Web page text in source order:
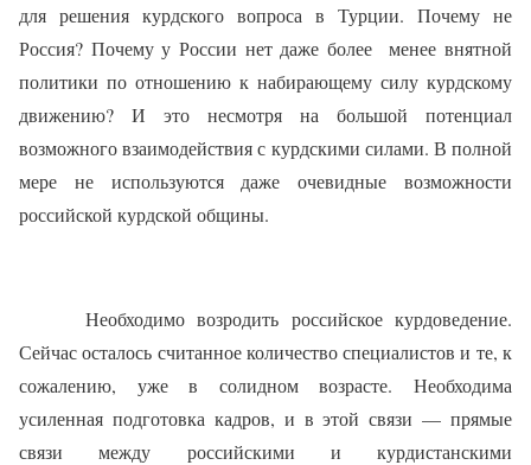
для решения курдского вопроса в Турции. Почему не
Россия? Почему у России нет даже более
менее внятной
политики по отношению к набирающему силу курдскому
движению? И это несмотря на большой потенциал
возможного взаимодействия с курдскими силами. В полной
мере не используются даже очевидные возможности
российской курдской общины.
Необходимо возродить российское курдоведение.
Сейчас осталось считанное количество специалистов и те, к
сожалению, уже в солидном возрасте. Необходима
усиленная подготовка кадров, и в этой связи — прямые
связи между российскими и курдистанскими